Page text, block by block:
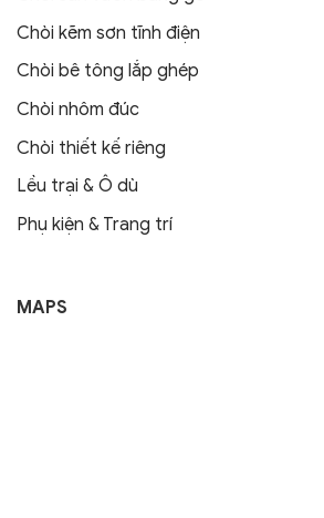
Chòi kẽm sơn tĩnh điện
Chòi bê tông lắp ghép
Chòi nhôm đúc
Chòi thiết kế riêng
Lều trại & Ô dù
Phụ kiện & Trang trí
MAPS